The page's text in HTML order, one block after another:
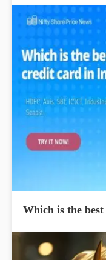
Which is the